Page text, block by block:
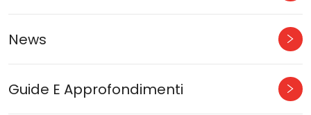
News
Guide E Approfondimenti